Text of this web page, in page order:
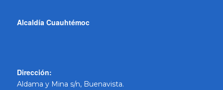
Alcaldía Cuauhtémoc
Dirección:
Aldama y Mina s/n, Buenavista.